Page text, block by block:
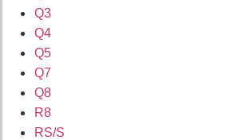
Q3
Q4
Q5
Q7
Q8
R8
RS/S